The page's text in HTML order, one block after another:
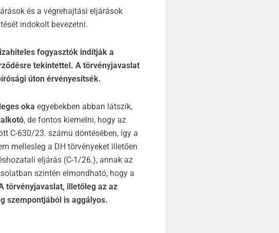
és a végrehajtási eljárások
indokolt bevezetni.
fogyasztók indítják a
tekintettel. A törvényjavaslat
úton érvényesítsék.
oka egyebekben abban látszik,
, de fontos kiemelni, hogy az
C-630/23. számú döntésében, így a
mellesleg a DH törvényeket illetően
eljárás (C-1/26.), annak az
szintén elmondható, hogy a
törvényjavaslat, illetőleg az az
szempontjából is aggályos.